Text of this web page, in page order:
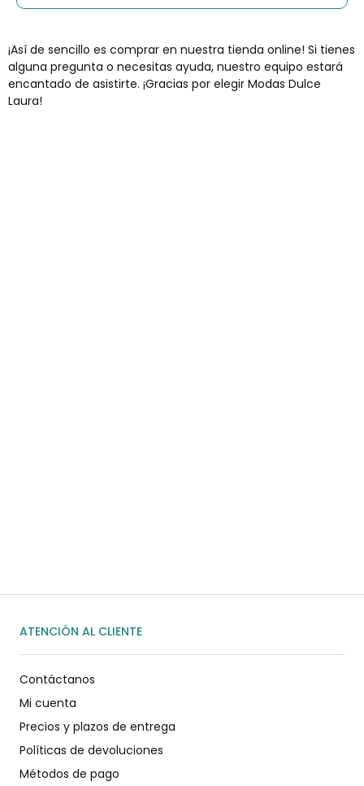
¡Así de sencillo es comprar en nuestra tienda online! Si tienes
alguna pregunta o necesitas ayuda, nuestro equipo estará
encantado de asistirte. ¡Gracias por elegir Modas Dulce
Laura!
ATENCIÓN AL CLIENTE
Contáctanos
Mi cuenta
Precios y plazos de entrega
Políticas de devoluciones
Métodos de pago